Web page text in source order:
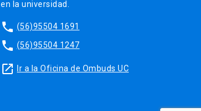
en la universidad.
phone (56)95504 1691
phone (56)95504 1247
launch Ir a la Oficina de Ombuds UC